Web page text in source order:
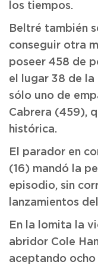
los tiempos.
Beltré también
conseguir otra
poseer 458 de
el lugar 38 de
sólo uno de
Cabrera (459),
histórica.
El parador en
(16) mandó la
episodio, sin
lanzamientos
En la lomita la
abridor Cole
aceptando ocho